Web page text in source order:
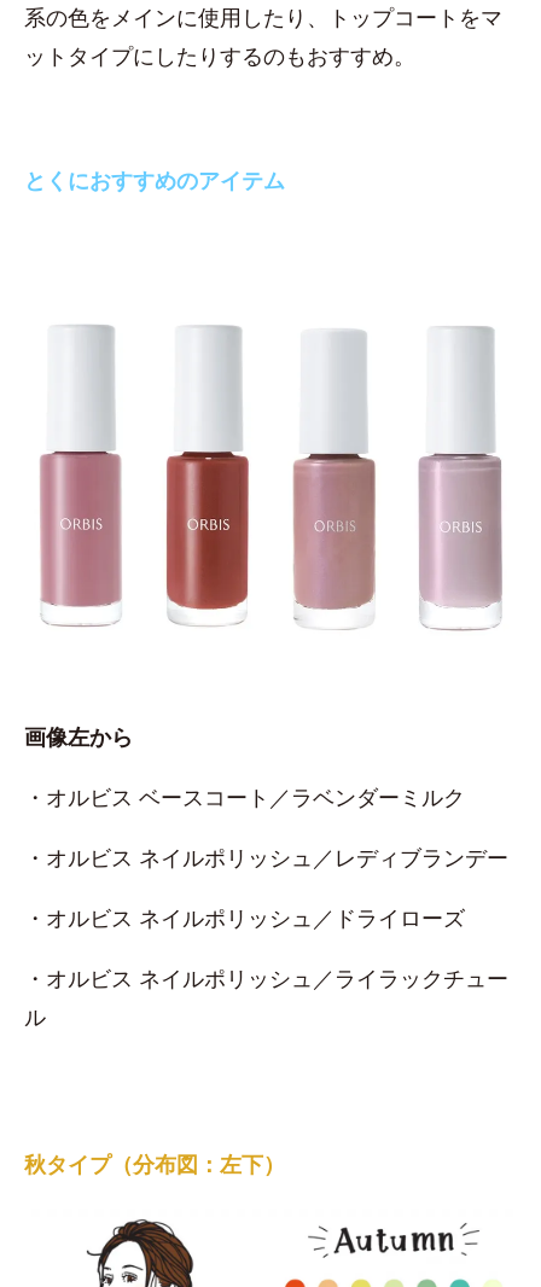
系の色をメインに使用したり、トップコートをマ
ットタイプにしたりするのもおすすめ。
とくにおすすめのアイテム
画像左から
・オルビス ベースコート／ラベンダーミルク
・オルビス ネイルポリッシュ／レディブランデー
・オルビス ネイルポリッシュ／ドライローズ
・オルビス ネイルポリッシュ／ライラックチュー
ル
秋タイプ（分布図：左下）